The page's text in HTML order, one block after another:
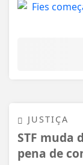
JUSTIÇA
STF muda
pena de